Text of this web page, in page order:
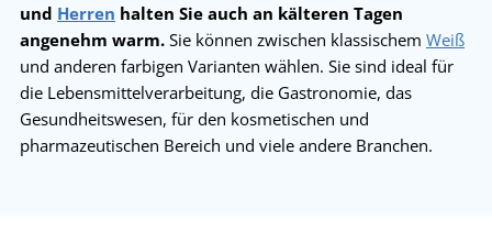
und Herren halten Sie auch an kälteren Tagen
angenehm warm. Sie können zwischen klassischem Weiß
und anderen farbigen Varianten wählen. Sie sind ideal für
die Lebensmittelverarbeitung, die Gastronomie, das
Gesundheitswesen, für den kosmetischen und
pharmazeutischen Bereich und viele andere Branchen.